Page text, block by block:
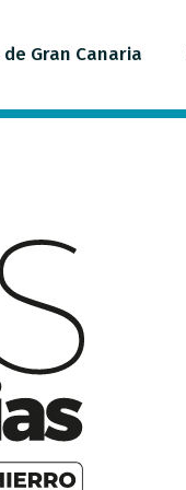
Gran Canaria